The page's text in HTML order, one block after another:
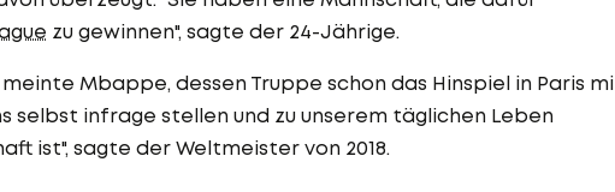
zu gewinnen", sagte der 24-Jährige.
Mbappe, dessen Truppe schon das Hinspiel in Paris
selbst infrage stellen und zu unserem täglichen Leben
ist", sagte der Weltmeister von 2018.